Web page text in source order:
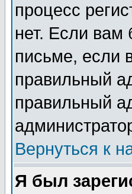
процесс
нет. Если вам
письме, если
правильный
правильный
Вернуться к
Я был